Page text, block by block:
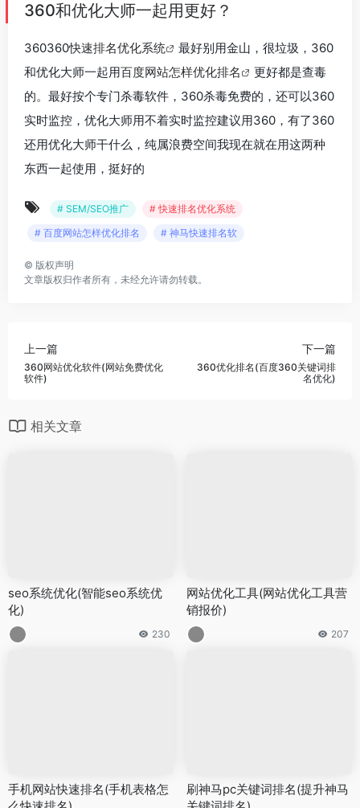
360和优化大师一起用更好？
360360快速排名优化系统
最好别用金山，很垃圾，360
和优化大师一起用百度网站怎样优化排名
更好都是查毒
的。最好按个专门杀毒软件，360杀毒免费的，还可以360
实时监控，优化大师用不着实时监控建议用360，有了360
还用优化大师干什么，纯属浪费空间我现在就在用这两种
东西一起使用，挺好的
# SEM/SEO推广
# 快速排名优化系统
# 百度网站怎样优化排名
# 神马快速排名软
© 版权声明
文章版权归作者所有，未经允许请勿转载。
上一篇
360网站优化软件(网站免费优化
软件)
下一篇
360优化排名(百度360关键词排
名优化)
相关文章
seo系统优化(智能seo系统优
化)
230
网站优化工具(网站优化工具营
销报价)
207
手机网站快速排名(手机表格怎
刷神马pc关键词排名(提升神马